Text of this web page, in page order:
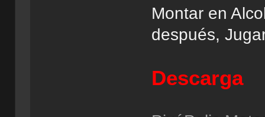
Montar en
después,
Descarga